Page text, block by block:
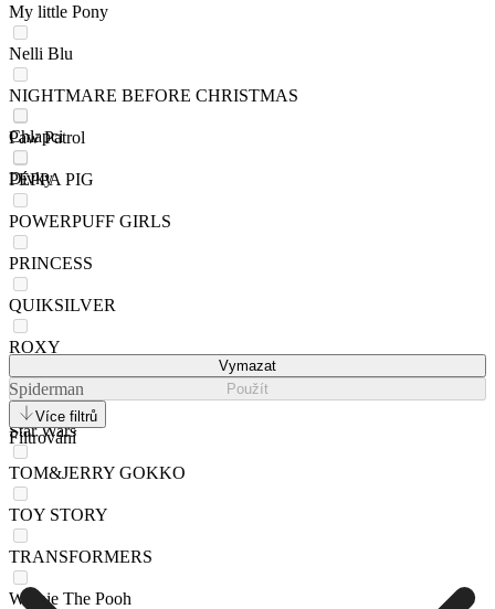
My little Pony
Nelli Blu
NIGHTMARE BEFORE CHRISTMAS
Paw Patrol
PEPPA PIG
POWERPUFF GIRLS
PRINCESS
QUIKSILVER
ROXY
Spiderman
Star Wars
TOM&JERRY GOKKO
TOY STORY
TRANSFORMERS
Winnie The Pooh
Chlapci
Dívky
Vymazat
Použít
Více filtrů
Filtrování